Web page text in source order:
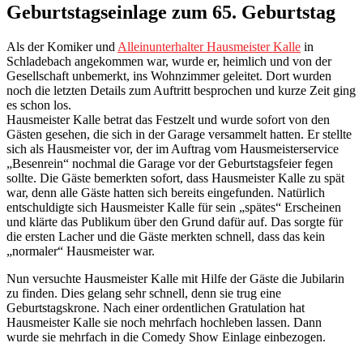
Geburtstagseinlage zum 65. Geburtstag
Als der Komiker und Alleinunterhalter Hausmeister Kalle in
Schladebach angekommen war, wurde er, heimlich und von der
Gesellschaft unbemerkt, ins Wohnzimmer geleitet. Dort wurden
noch die letzten Details zum Auftritt besprochen und kurze Zeit ging
es schon los.
Hausmeister Kalle betrat das Festzelt und wurde sofort von den
Gästen gesehen, die sich in der Garage versammelt hatten. Er stellte
sich als Hausmeister vor, der im Auftrag vom Hausmeisterservice
„Besenrein“ nochmal die Garage vor der Geburtstagsfeier fegen
sollte. Die Gäste bemerkten sofort, dass Hausmeister Kalle zu spät
war, denn alle Gäste hatten sich bereits eingefunden. Natürlich
entschuldigte sich Hausmeister Kalle für sein „spätes“ Erscheinen
und klärte das Publikum über den Grund dafür auf. Das sorgte für
die ersten Lacher und die Gäste merkten schnell, dass das kein
„normaler“ Hausmeister war.
Nun versuchte Hausmeister Kalle mit Hilfe der Gäste die Jubilarin
zu finden. Dies gelang sehr schnell, denn sie trug eine
Geburtstagskrone. Nach einer ordentlichen Gratulation hat
Hausmeister Kalle sie noch mehrfach hochleben lassen. Dann
wurde sie mehrfach in die Comedy Show Einlage einbezogen.